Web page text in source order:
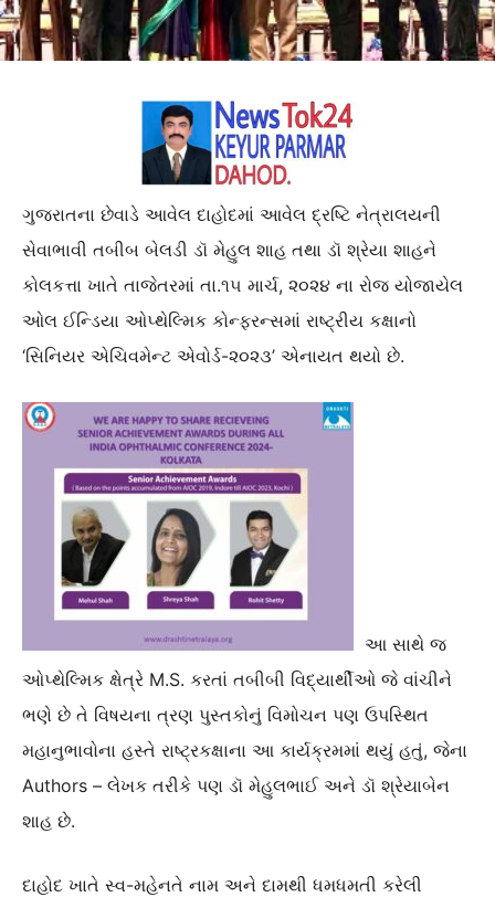
ગુજરાતના છેવાડે આવેલ દાહોદમાં આવેલ દ્રષ્ટિ નેત્રાલયની
સેવાભાવી તબીબ બેલડી ડૉ મેહુલ શાહ તથા ડૉ શ્રેયા શાહને
કોલકત્તા ખાતે તાજેતરમાં તા.૧૫ માર્ચ, ૨૦૨૪ ના રોજ યોજાયેલ
ઓલ ઈન્ડિયા ઓપ્થેલ્મિક કોન્ફરન્સમાં રાષ્ટ્રીય કક્ષાનો
‘સિનિયર એચિવમેન્ટ એવોર્ડ-૨૦૨૩’ એનાયત થયો છે.
આ સાથે જ
ઓપ્થેલ્મિક ક્ષેત્રે M.S. કરતાં તબીબી વિદ્યાર્થીઓ જે વાંચીને
ભણે છે તે વિષયના ત્રણ પુસ્તકોનું વિમોચન પણ ઉપસ્થિત
મહાનુભાવોના હસ્તે રાષ્ટ્રકક્ષાના આ કાર્યક્રમમાં થયું હતું, જેના
Authors – લેખક તરીકે પણ ડૉ મેહુલભાઈ અને ડૉ શ્રેયાબેન
શાહ છે.
દાહોદ ખાતે સ્વ-મહેનતે નામ અને દામથી ધમધમતી કરેલી